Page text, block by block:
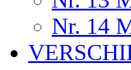
Nr. 14